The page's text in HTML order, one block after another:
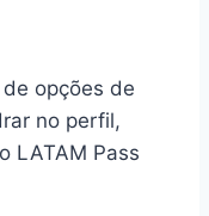
opções de
no perfil,
LATAM Pass